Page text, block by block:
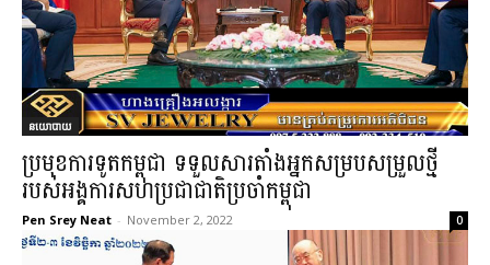
នយោបាយ
ប្រមុខការទូតកម្ពុជា ទទួលសារតាំងអ្នកសម្របសម្រួលថ្មី
របស់អង្គការសហប្រជាជាតិប្រចាំកម្ពុជា
Pen Srey Neat - November 2, 2022 0